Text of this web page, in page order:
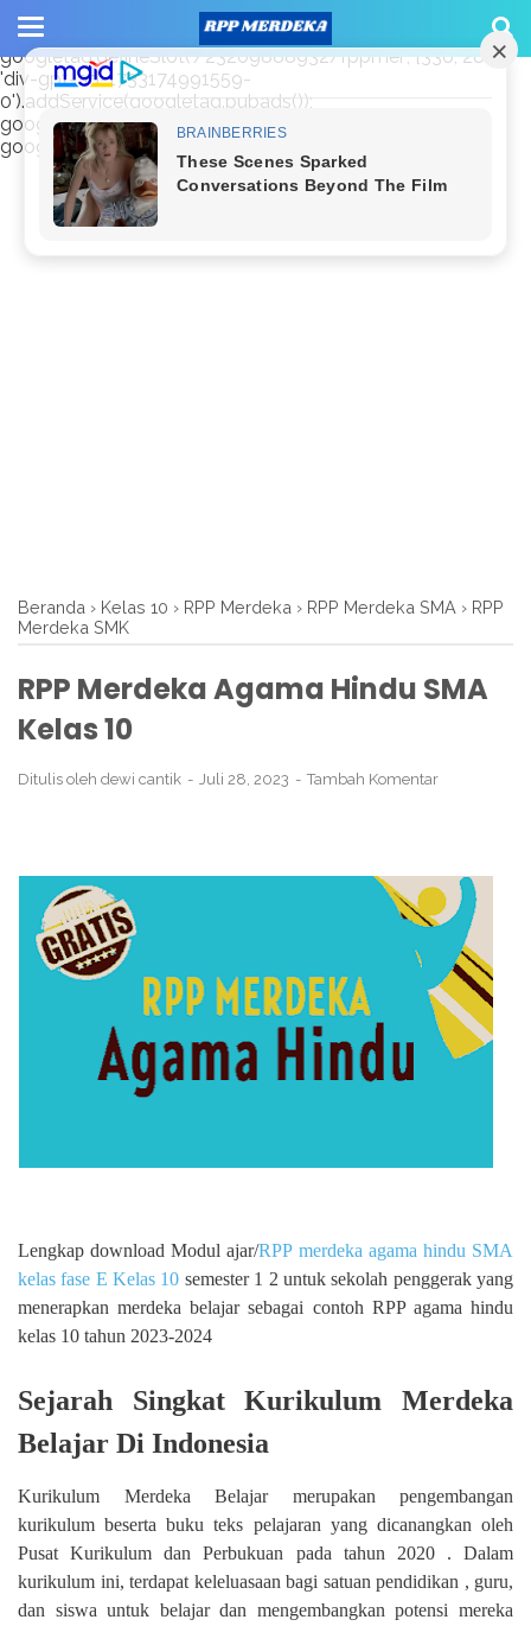
window.googletag = window.googletag || {cmd: []};
googletag.cmd.push(function() {
googletag.defineSlot('/23209888932/rppmer', [336, 280],
'div-gpt-ad-1733174991559-
0').addService(googletag.pubads());
googletag.pubads().enableSingleRequest();
googletag.enableServices(); });
Beranda › Kelas 10 › RPP Merdeka › RPP Merdeka SMA › RPP
Merdeka SMK
RPP Merdeka Agama Hindu SMA
Kelas 10
Ditulis oleh dewi cantik Juli 28, 2023 Tambah Komentar
Lengkap download Modul ajar/RPP merdeka agama hindu SMA
kelas fase E Kelas 10 semester 1 2 untuk sekolah penggerak yang
menerapkan merdeka belajar sebagai contoh RPP agama hindu
kelas 10 tahun 2023-2024
Sejarah Singkat Kurikulum Merdeka
Belajar Di Indonesia
Kurikulum Merdeka Belajar merupakan pengembangan
kurikulum beserta buku teks pelajaran yang dicanangkan oleh
Pusat Kurikulum dan Perbukuan pada tahun 2020 . Dalam
kurikulum ini, terdapat keleluasaan bagi satuan pendidikan , guru,
dan siswa untuk belajar dan mengembangkan potensi mereka